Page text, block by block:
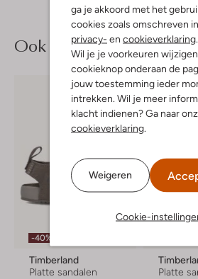
ga je akkoord met het
cookies zoals omschreven
privacy- en cookieverklaring
Wil je je voorkeuren
cookieknop onderaan de
jouw toestemming ieder
intrekken. Wil je meer
klacht indienen? Ga naar
cookieverklaring
Weigeren
Cookie-
Ook iets voor jou?
-40%
Timberland
Platte sandalen
Platte